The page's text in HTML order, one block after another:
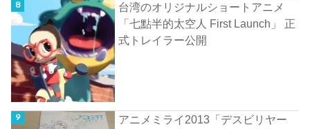
台湾のオリジナルショートアニメ
「七點半的太空人 First Launch」 正
式トレイラー公開
アニメミライ2013「デスビリヤー